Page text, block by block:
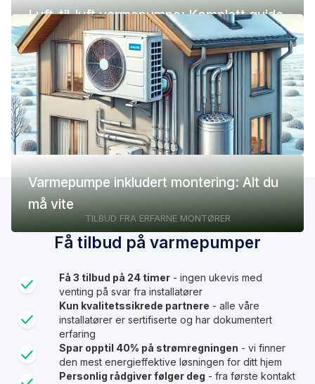
Luft-til-luft varmepumpe: Komplett guide
(pris, fordeler og ulemper)
Varmepumpe inkludert montering: Alt du
må vite
TILBUD FRA ERFARNE MONTØRER
Få tilbud på varmepumper
Få 3 tilbud på 24 timer - ingen ukevis med
venting på svar fra installatører
Kun kvalitetssikrede partnere - alle våre
installatører er sertifiserte og har dokumentert
erfaring
Spar opptil 40% på strømregningen - vi finner
den mest energieffektive løsningen for ditt hjem
Personlig rådgiver følger deg - fra første kontakt